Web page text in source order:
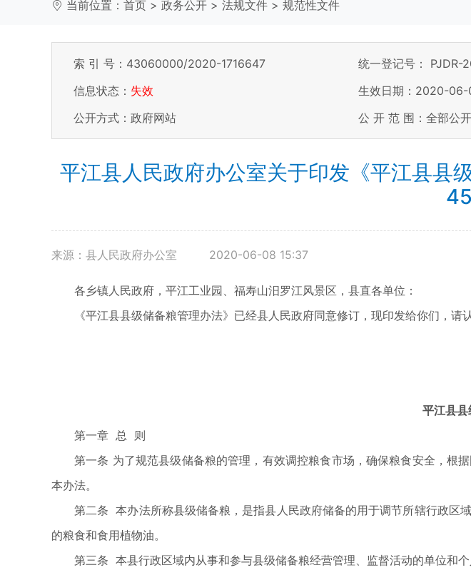
当前位置： 首页 > 政务公开 > 法规文件 > 规范性文件
索 引 号：43060000/2020-1716647 统一登记号： PJDR-
信息状态： 失效 生效日期：2020-06-
公开方式：政府网站
公 开 范 围：全部公开
平江县人民政府办公室关于印发《平江县县
45
来源：县人民政府办公室 2020-06-08 15:37
各乡镇人民政府，平江工业园、福寿山汨罗江风景区，县直各单位：
《平江县县级储备粮管理办法》已经县人民政府同意修订，现印发给你们，请
平江县
第一章 总 则
第一条 为了规范县级储备粮的管理，有效调控粮食市场，确保粮食安全，根
本办法。
第二条 本办法所称县级储备粮，是指县人民政府储备的用于调节所辖行政区
的粮食和食用植物油。
第三条 本县行政区域内从事和参与县级储备粮经营管理、监督活动的单位和个